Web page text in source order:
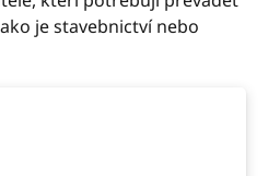
je stavebnictví nebo